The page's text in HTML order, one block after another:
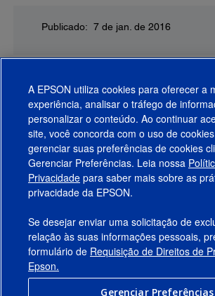
Publicado: 7 de jan. de 2016
Produtos
Suporte
Links Sugeridos
Empresa
A EPSON utiliza cookies para oferecer a
experiência, analisar o tráfego de
personalizar o conteúdo. Ao continuar
site, você concorda com o uso de
gerenciar suas preferências de cookies
Gerenciar Preferências. Leia nossa
Privacidade para saber mais sobre as
privacidade da EPSON.
Se desejar enviar uma solicitação de
relação às suas informações pessoais,
formulário de Requisição de Direitos de
Epson.
Gerenciar Preferências